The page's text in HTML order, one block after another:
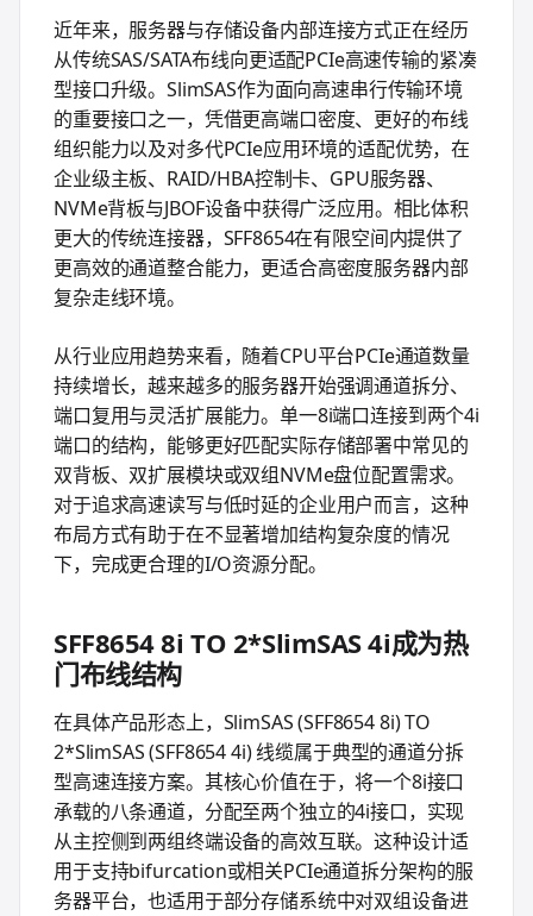
近年来，服务器与存储设备内部连接方式正在经历
从传统SAS/SATA布线向更适配PCIe高速传输的紧凑
型接口升级。SlimSAS作为面向高速串行传输环境
的重要接口之一，凭借更高端口密度、更好的布线
组织能力以及对多代PCIe应用环境的适配优势，在
企业级主板、RAID/HBA控制卡、GPU服务器、
NVMe背板与JBOF设备中获得广泛应用。相比体积
更大的传统连接器，SFF8654在有限空间内提供了
更高效的通道整合能力，更适合高密度服务器内部
复杂走线环境。
从行业应用趋势来看，随着CPU平台PCIe通道数量
持续增长，越来越多的服务器开始强调通道拆分、
端口复用与灵活扩展能力。单一8i端口连接到两个4i
端口的结构，能够更好匹配实际存储部署中常见的
双背板、双扩展模块或双组NVMe盘位配置需求。
对于追求高速读写与低时延的企业用户而言，这种
布局方式有助于在不显著增加结构复杂度的情况
下，完成更合理的I/O资源分配。
SFF8654 8i TO 2*SlimSAS 4i成为热
门布线结构
在具体产品形态上，SlimSAS (SFF8654 8i) TO
2*SlimSAS (SFF8654 4i) 线缆属于典型的通道分拆
型高速连接方案。其核心价值在于，将一个8i接口
承载的八条通道，分配至两个独立的4i接口，实现
从主控侧到两组终端设备的高效互联。这种设计适
用于支持bifurcation或相关PCIe通道拆分架构的服
务器平台，也适用于部分存储系统中对双组设备进